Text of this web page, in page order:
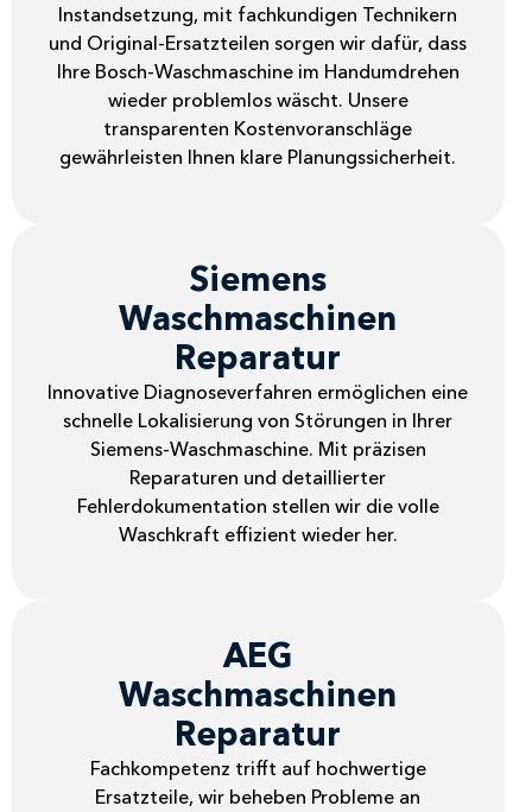
Instandsetzung, mit fachkundigen Technikern
und Original-Ersatzteilen sorgen wir dafür, dass
Ihre Bosch-Waschmaschine im Handumdrehen
wieder problemlos wäscht. Unsere
transparenten Kostenvoranschläge
gewährleisten Ihnen klare Planungssicherheit.
Siemens
Waschmaschinen
Reparatur
Innovative Diagnoseverfahren ermöglichen eine
schnelle Lokalisierung von Störungen in Ihrer
Siemens-Waschmaschine. Mit präzisen
Reparaturen und detaillierter
Fehlerdokumentation stellen wir die volle
Waschkraft effizient wieder her.
AEG
Waschmaschinen
Reparatur
Fachkompetenz trifft auf hochwertige
Ersatzteile, wir beheben Probleme an